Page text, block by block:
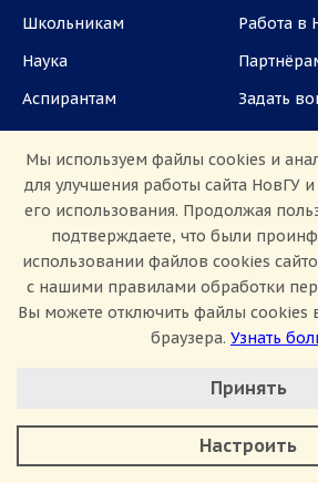
Школьникам
Наука
Аспирантам
СМИ
Работа в
Задать
ул. Большая Санкт-Петербургская, 41, каб.
1101, 1103
Приемная комиссия: +7(8162)33-20-44
Сведения об образовательной организации
Политика конфиденциальности
Сведения
Мы используем файлы cookies и
для улучшения работы сайта НовГУ
его использования. Продолжая
подтверждаете, что были
использовании файлов cookies
с нашими правилами обработки
Вы можете отключить файлы cookies
браузера. Узнать
Минимальные
Аналитические/
Принять
Настроить